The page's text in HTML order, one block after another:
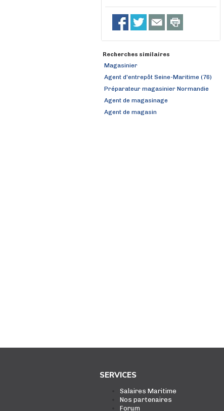
Recherches similaires
Magasinier
Agent d'entrepôt Seine-Maritime (76)
Préparateur magasinier Normandie
Agent de magasinage
Agent de magasin
SERVICES
Salaires Maritime
Nos partenaires
Forum